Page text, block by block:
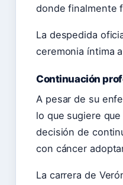
donde finalmente
La despedida
ceremonia íntima
Continuación
A pesar de su
lo que sugiere
decisión de
con cáncer
La carrera de